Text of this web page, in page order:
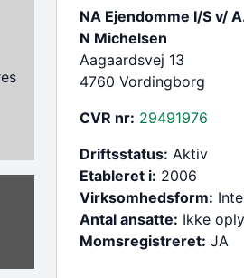
NA Ejendomme I/S v/
N Michelsen
Aagaardsvej 13
4760 Vordingborg
CVR nr: 29491976
Driftsstatus: Aktiv
Etableret i: 2006
Virksomhedsform:
Antal ansatte: Ikke
Momsregistreret: JA